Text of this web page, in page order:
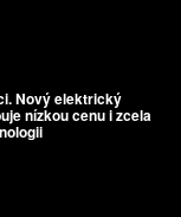
Nový elektrický
nízkou cenu i zcela